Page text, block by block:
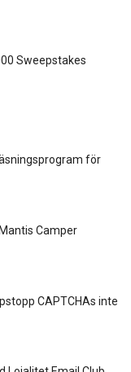
Sweepstakes
för
Camper
CAPTCHAs inte